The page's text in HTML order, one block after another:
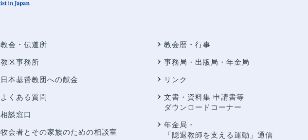
教会・伝道所
教区事務所
日本基督教団への献金
よくある質問
相談窓口
牧会者とその家族のための相談室
教会暦・行事
事務局・出版局・年金局
リンク
文書・資料集 申請書等
ダウンロードコーナー
年金局・
「隠退教師を支える運動」通信